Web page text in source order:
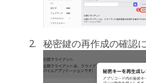
秘密鍵の再作成の確認